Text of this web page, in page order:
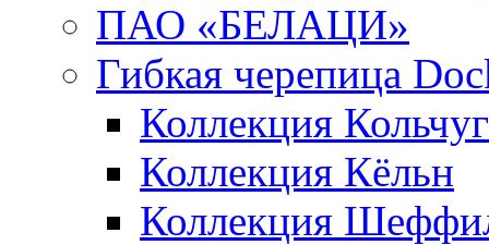
ПАО «БЕЛАЦИ»
Гибкая черепица
Коллекция
Коллекция Кёльн
Коллекция